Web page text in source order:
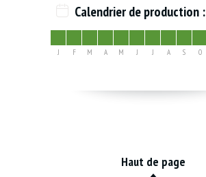
Calendrier de production :
J F M A M J J A S O
Haut de page